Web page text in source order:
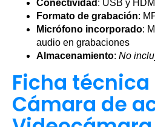
Conectividad : USB y HDMI
Formato de grabación:
Micrófono incorporado:
audio en grabaciones
Almacenamiento: No
Ficha técnica
Cámara de